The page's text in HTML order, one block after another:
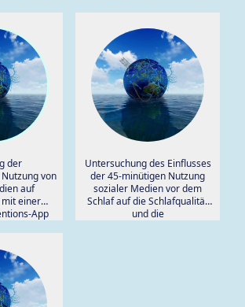
der
von
auf
einer
App
Untersuchung des Einflusses
der 45-minütigen Nutzung
sozialer Medien vor dem
Schlaf auf die Schlafqualität
und die